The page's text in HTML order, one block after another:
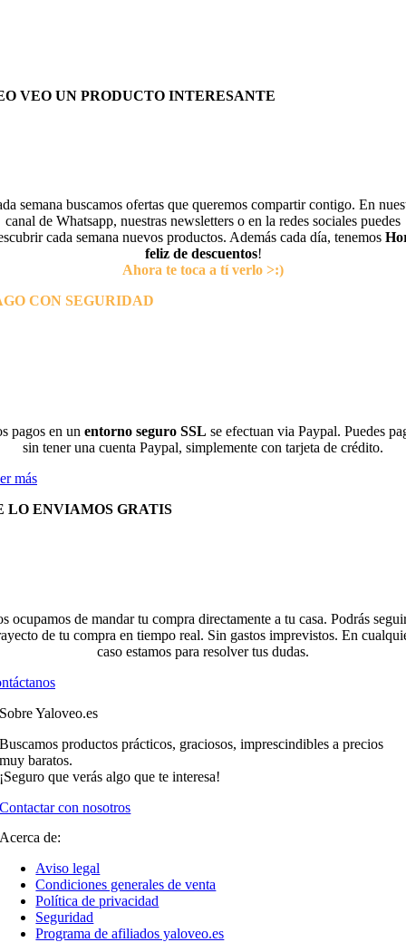
VEO UN PRODUCTO INTERESANTE
semana buscamos ofertas que queremos compartir contigo. En
canal de Whatsapp, nuestras newsletters o en la redes sociales puedes
cada semana nuevos productos. Además cada día, tenemos
feliz de descuentos!
Ahora te toca a tí verlo >:)
CON SEGURIDAD
pagos en un entorno seguro SSL se efectuan via Paypal. Puedes
sin tener una cuenta Paypal, simplemente con tarjeta de crédito.
más
LO ENVIAMOS GRATIS
ocupamos de mandar tu compra directamente a tu casa. Podrás
de tu compra en tiempo real. Sin gastos imprevistos. En
caso estamos para resolver tus dudas.
Sobre Yaloveo.es
Buscamos productos prácticos, graciosos, imprescindibles a precios
muy baratos.
¡Seguro que verás algo que te interesa!
Contactar con nosotros
Acerca de:
Aviso legal
Condiciones generales de venta
Política de privacidad
Seguridad
Programa de afiliados yaloveo.es